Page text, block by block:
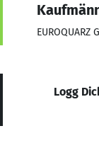
EUROQUARZ
Logg